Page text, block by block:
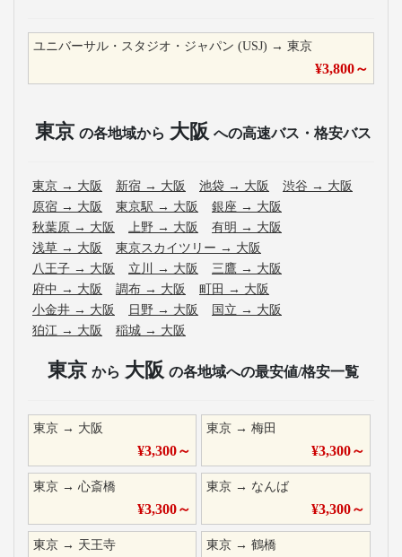
ユニバーサル・スタジオ・ジャパン (USJ) → 東京
¥3,800～
東京 の各地域から 大阪 への高速バス・格安バス
東京 → 大阪 新宿 → 大阪 池袋 → 大阪 渋谷 → 大阪
原宿 → 大阪 東京駅 → 大阪 銀座 → 大阪
秋葉原 → 大阪 上野 → 大阪 有明 → 大阪
浅草 → 大阪 東京スカイツリー → 大阪
八王子 → 大阪 立川 → 大阪 三鷹 → 大阪
府中 → 大阪 調布 → 大阪 町田 → 大阪
小金井 → 大阪 日野 → 大阪 国立 → 大阪
狛江 → 大阪 稲城 → 大阪
東京 から 大阪 の各地域への最安値/格安一覧
東京 → 大阪
¥3,300～
東京 →梅田
¥3,300～
東京 → 心斎橋
¥3,300～
東京 → なんば
¥3,300～
東京 → 天王寺 東京 →鶴橋